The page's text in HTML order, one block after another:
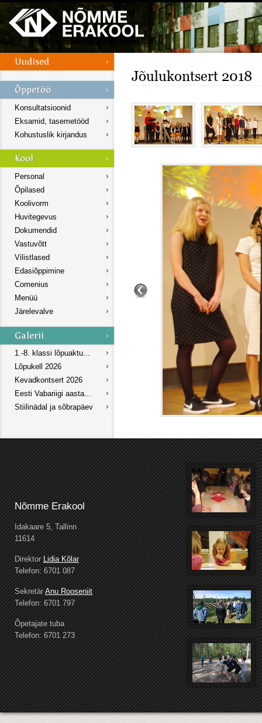
Konsultatsioonid
Eksamid, tasemetööd
Kohustuslik kirjandus
Personal
Õpilased
Koolivorm
Huvitegevus
Dokumendid
Vastuvõtt
Vilistlased
Edasiõppimine
Comenius
Menüü
Järelevalve
1.-8. klassi lõpuaktu...
Lõpukell 2026
Kevadkontsert 2026
Eesti Vabariigi aasta...
Stiilinädal ja sõbrapäev
Jõulukontsert 2018
Nõmme Erakool
Idakaare 5, Tallinn
11614
DirektorLidia Kõlar
Telefon: 6701 087
SekretärAnu Rooseniit
Telefon: 6701 797
Õpetajate tuba
Telefon: 6701 273